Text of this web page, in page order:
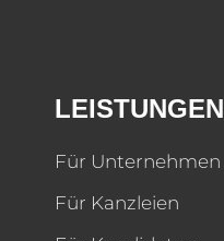
LEISTUNGEN
Für Unternehmen
Für Kanzleien